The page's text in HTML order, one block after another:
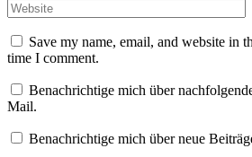
Save my name, email, and website in
time I comment.
Benachrichtige mich über
Mail.
Benachrichtige mich über neue